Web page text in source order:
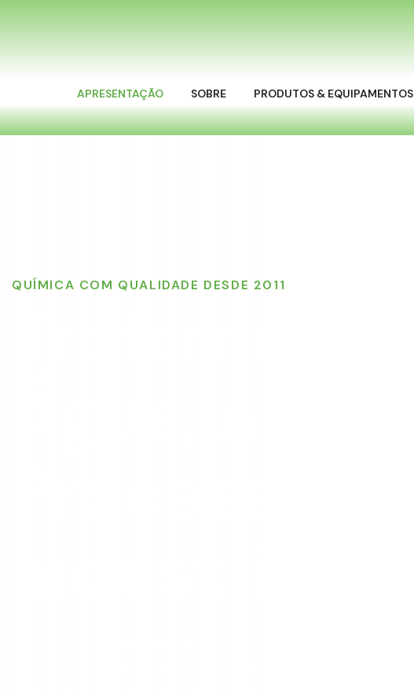
APRESENTAÇÃO SOBRE PRODUTOS & EQUIPAMENTOS
QUÍMICA COM QUALIDADE DESDE 2011